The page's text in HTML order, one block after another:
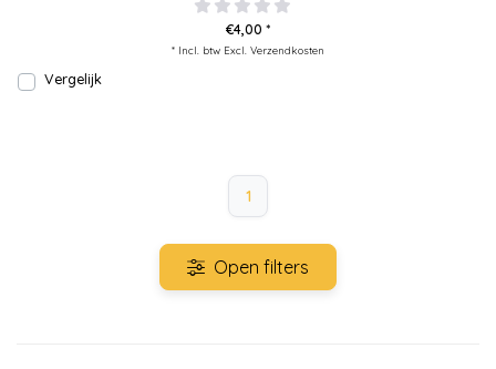
€4,00 *
* Incl. btw Excl. Verzendkosten
Vergelijk
1
Open filters